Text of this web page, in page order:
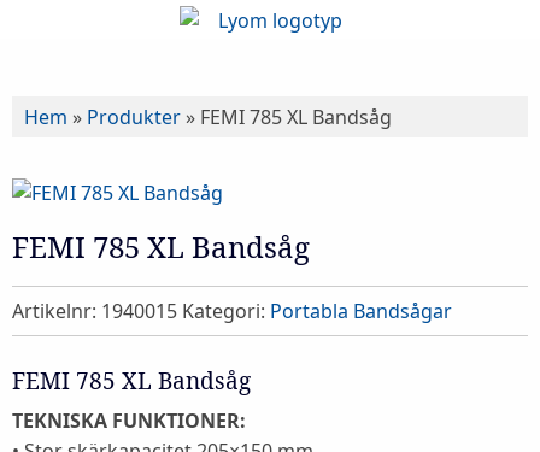
Hem » Produkter » FEMI 785 XL Bandsåg
FEMI 785 XL Bandsåg
Artikelnr: 1940015 Kategori: Portabla Bandsågar
FEMI 785 XL Bandsåg
TEKNISKA FUNKTIONER: